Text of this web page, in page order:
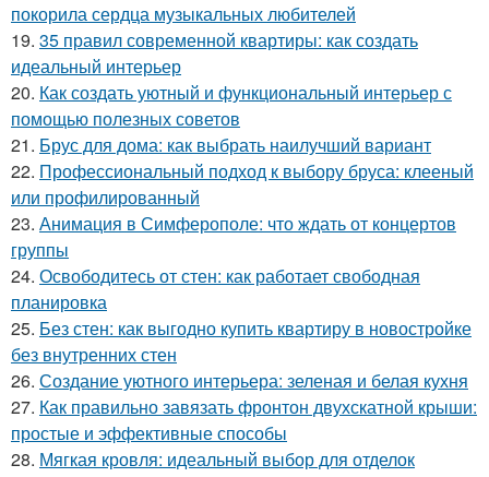
покорила сердца музыкальных любителей
19. 35 правил современной квартиры: как создать
идеальный интерьер
20. Как создать уютный и функциональный интерьер с
помощью полезных советов
21. Брус для дома: как выбрать наилучший вариант
22. Профессиональный подход к выбору бруса: клееный
или профилированный
23. Анимация в Симферополе: что ждать от концертов
группы
24. Освободитесь от стен: как работает свободная
планировка
25. Без стен: как выгодно купить квартиру в новостройке
без внутренних стен
26. Создание уютного интерьера: зеленая и белая кухня
27. Как правильно завязать фронтон двухскатной крыши:
простые и эффективные способы
28. Мягкая кровля: идеальный выбор для отделок